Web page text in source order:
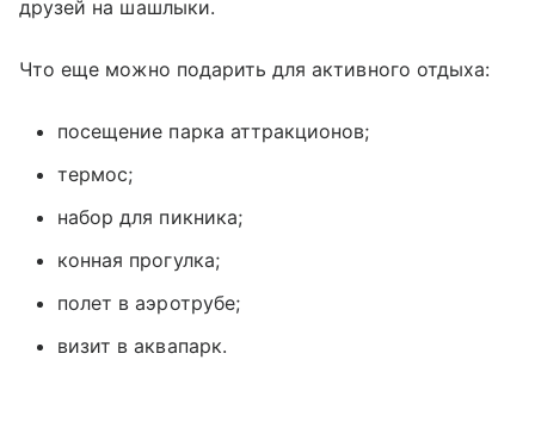
друзей на шашлыки.
Что еще можно подарить для активного отдыха:
посещение парка аттракционов;
термос;
набор для пикника;
конная прогулка;
полет в аэротрубе;
визит в аквапарк.